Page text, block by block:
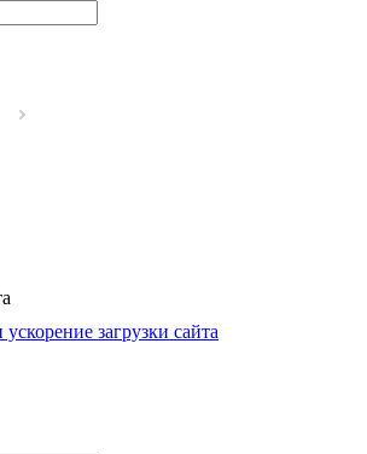
загрузки сайта